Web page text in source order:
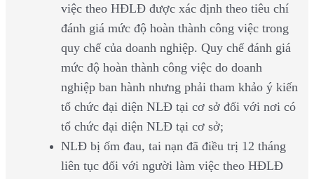
việc theo HĐLĐ được xác định theo tiêu chí
đánh giá mức độ hoàn thành công việc trong
quy chế của doanh nghiệp. Quy chế đánh giá
mức độ hoàn thành công việc do doanh
nghiệp ban hành nhưng phải tham khảo ý kiến
tổ chức đại diện NLĐ tại cơ sở đối với nơi có
tổ chức đại diện NLĐ tại cơ sở;
NLĐ bị ốm đau, tai nạn đã điều trị 12 tháng
liên tục đối với người làm việc theo HĐLĐ